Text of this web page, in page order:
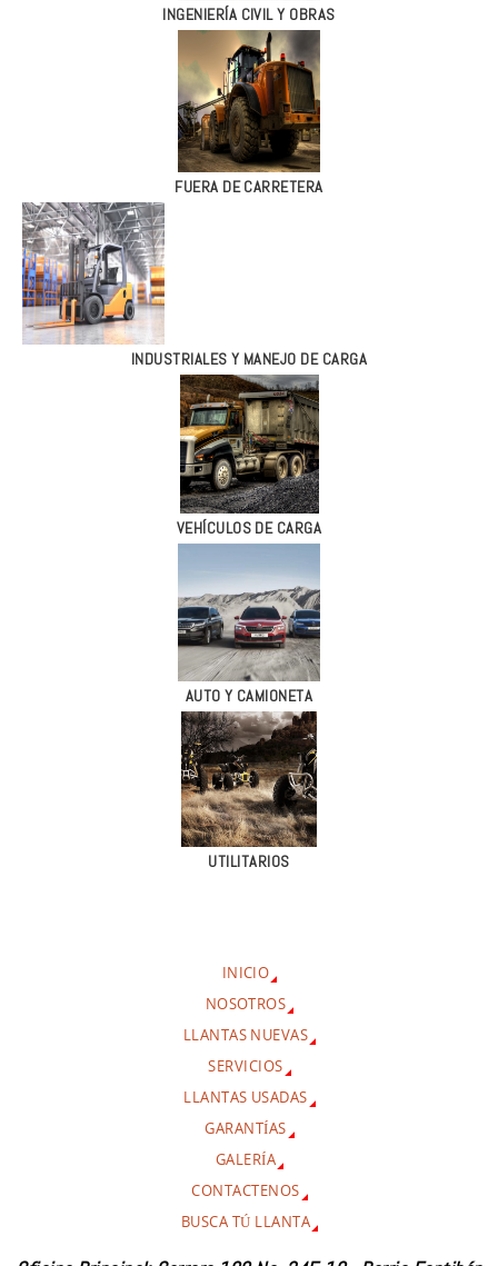
INGENIERÍA CIVIL Y OBRAS
FUERA DE CARRETERA
INDUSTRIALES Y MANEJO DE CARGA
VEHÍCULOS DE CARGA
AUTO Y CAMIONETA
UTILITARIOS
INICIO
NOSOTROS
LLANTAS NUEVAS
SERVICIOS
LLANTAS USADAS
GARANTÍAS
GALERÍA
CONTACTENOS
BUSCA TÚ LLANTA